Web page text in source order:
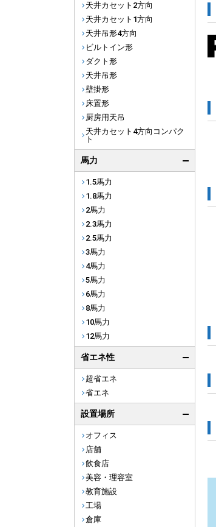
天井カセット2方向
天井カセット1方向
天井吊形4方向
ビルトイン形
ダクト形
天井吊形
壁掛形
床置形
厨房用天吊
天井カセット4方向コンパク
ト
馬力
1.5馬力
1.8馬力
2馬力
2.3馬力
2.5馬力
3馬力
4馬力
5馬力
6馬力
8馬力
10馬力
12馬力
省エネ性
超省エネ
省エネ
設置場所
オフィス
店舗
飲食店
美容・理容室
教育施設
工場
倉庫